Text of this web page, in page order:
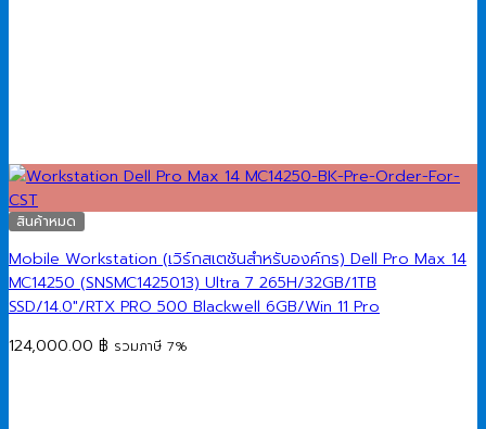
สินค้าหมด
Mobile Workstation (เวิร์กสเตชันสำหรับองค์กร) Dell Pro Max 14
MC14250 (SNSMC1425013) Ultra 7 265H/32GB/1TB
SSD/14.0″/RTX PRO 500 Blackwell 6GB/Win 11 Pro
124,000.00 ฿ รวมภาษี 7%